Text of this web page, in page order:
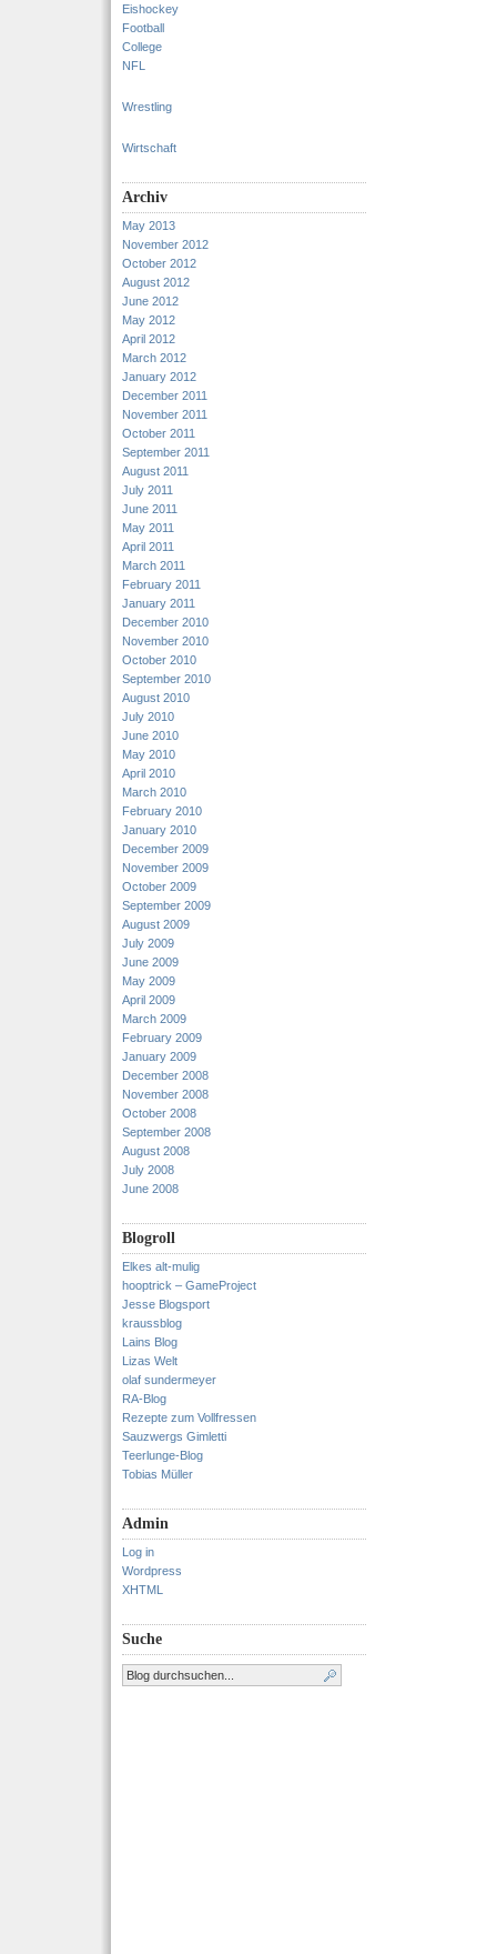
Eishockey
Football
College
NFL
Wrestling
Wirtschaft
Archiv
May 2013
November 2012
October 2012
August 2012
June 2012
May 2012
April 2012
March 2012
January 2012
December 2011
November 2011
October 2011
September 2011
August 2011
July 2011
June 2011
May 2011
April 2011
March 2011
February 2011
January 2011
December 2010
November 2010
October 2010
September 2010
August 2010
July 2010
June 2010
May 2010
April 2010
March 2010
February 2010
January 2010
December 2009
November 2009
October 2009
September 2009
August 2009
July 2009
June 2009
May 2009
April 2009
March 2009
February 2009
January 2009
December 2008
November 2008
October 2008
September 2008
August 2008
July 2008
June 2008
Blogroll
Elkes alt-mulig
hooptrick – GameProject
Jesse Blogsport
kraussblog
Lains Blog
Lizas Welt
olaf sundermeyer
RA-Blog
Rezepte zum Vollfressen
Sauzwergs Gimletti
Teerlunge-Blog
Tobias Müller
Admin
Log in
Wordpress
XHTML
Suche